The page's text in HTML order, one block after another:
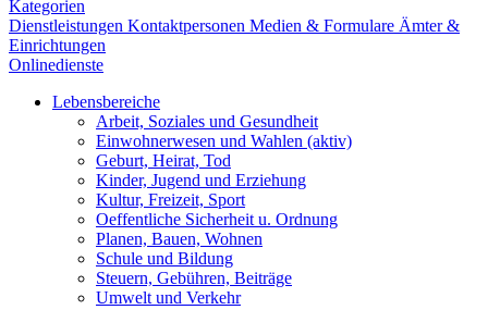
Kategorien
Dienstleistungen Kontaktpersonen Medien & Formulare Ämter &
Einrichtungen
Onlinedienste
Lebensbereiche
Arbeit, Soziales und Gesundheit
Einwohnerwesen und Wahlen (aktiv)
Geburt, Heirat, Tod
Kinder, Jugend und Erziehung
Kultur, Freizeit, Sport
Oeffentliche Sicherheit u. Ordnung
Planen, Bauen, Wohnen
Schule und Bildung
Steuern, Gebühren, Beiträge
Umwelt und Verkehr